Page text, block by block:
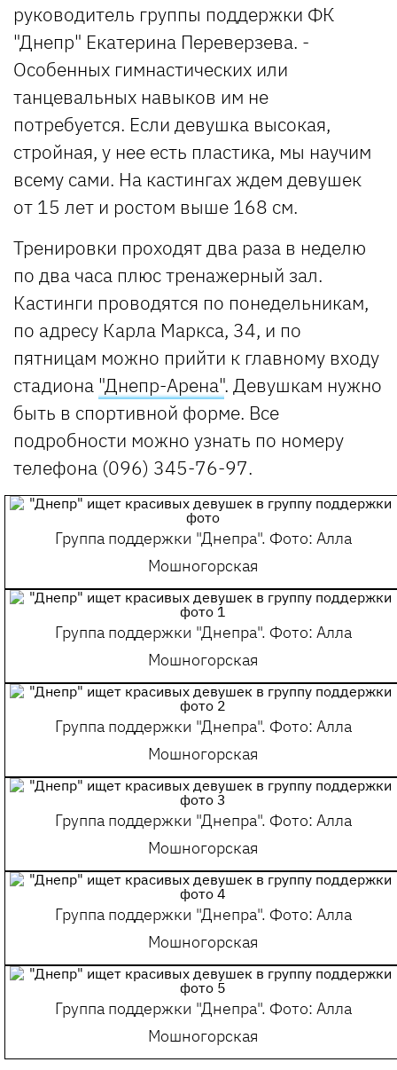
руководитель группы поддержки ФК
"Днепр" Екатерина Переверзева. -
Особенных гимнастических или
танцевальных навыков им не
потребуется. Если девушка высокая,
стройная, у нее есть пластика, мы научим
всему сами. На кастингах ждем девушек
от 15 лет и ростом выше 168 см.
Тренировки проходят два раза в неделю
по два часа плюс тренажерный зал.
Кастинги проводятся по понедельникам,
по адресу Карла Маркса, 34, и по
пятницам можно прийти к главному входу
стадиона "Днепр-Арена". Девушкам нужно
быть в спортивной форме. Все
подробности можно узнать по номеру
телефона (096) 345-76-97.
Группа поддержки "Днепра". Фото: Алла
Мошногорская
Группа поддержки "Днепра". Фото: Алла
Мошногорская
Группа поддержки "Днепра". Фото: Алла
Мошногорская
Группа поддержки "Днепра". Фото: Алла
Мошногорская
Группа поддержки "Днепра". Фото: Алла
Мошногорская
Группа поддержки "Днепра". Фото: Алла
Мошногорская